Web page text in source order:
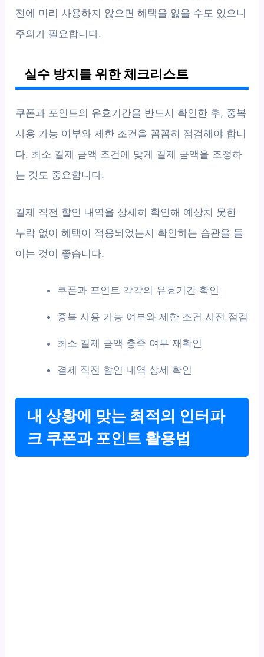
전에 미리 사용하지 않으면 혜택을 잃을 수도 있으니
주의가 필요합니다.
실수 방지를 위한 체크리스트
쿠폰과 포인트의 유효기간을 반드시 확인한 후, 중복
사용 가능 여부와 제한 조건을 꼼꼼히 점검해야 합니
다. 최소 결제 금액 조건에 맞게 결제 금액을 조정하
는 것도 중요합니다.
결제 직전 할인 내역을 상세히 확인해 예상치 못한
누락 없이 혜택이 적용되었는지 확인하는 습관을 들
이는 것이 좋습니다.
쿠폰과 포인트 각각의 유효기간 확인
중복 사용 가능 여부와 제한 조건 사전 점검
최소 결제 금액 충족 여부 재확인
결제 직전 할인 내역 상세 확인
내 상황에 맞는 최적의 인터파
크 쿠폰과 포인트 활용법